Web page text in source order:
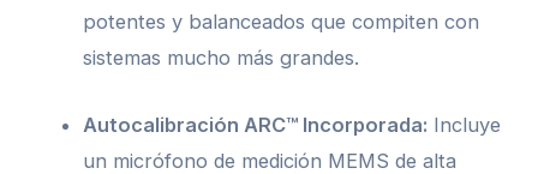
potentes y balanceados que compiten con
sistemas mucho más grandes.
Autocalibración ARC™ Incorporada: Incluye
un micrófono de medición MEMS de alta